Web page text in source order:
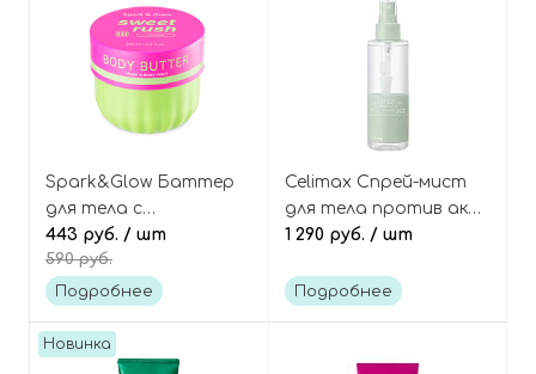
Spark&Glow Баттер
для тела с
экзотическим
ароматом, Sweet Rush
Velvet Haze Body
443 руб. / шт
590 руб.
Подробнее
Celimax Спрей-мист
для тела против акне
с кислотами и
Gae Heartleaf BHA
1 290 руб. / шт
Подробнее
Новинка